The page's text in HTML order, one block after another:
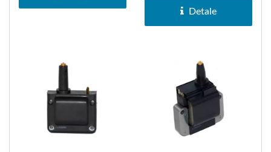
Acura, w tym Honda...
Detale